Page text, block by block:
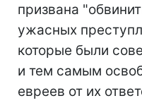
призвана
ужасных
которые были
и тем самым
евреев от их